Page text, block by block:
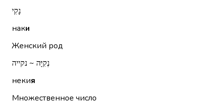
נָקִי
наки
Женский род
נְקִיָּה ~ נקייה
некия
Множественное число